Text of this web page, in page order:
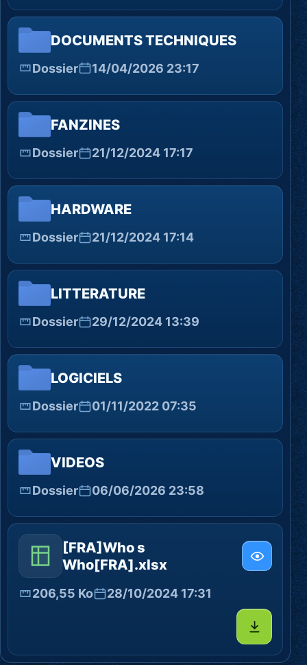
DOCUMENTS TECHNIQUES
Dossier 14/04/2026 23:17
FANZINES
Dossier 21/12/2024 17:17
HARDWARE
Dossier 21/12/2024 17:14
LITTERATURE
Dossier 29/12/2024 13:39
LOGICIELS
Dossier 01/11/2022 07:35
VIDEOS
Dossier 06/06/2026 23:58
[FRA]Who s
Who[FRA].xlsx
206,55 Ko 28/10/2024 17:31